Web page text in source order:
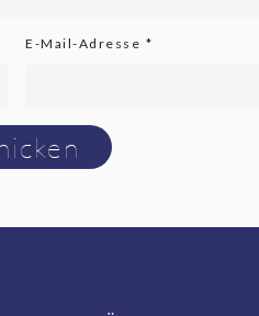
E-Mail-Adresse *